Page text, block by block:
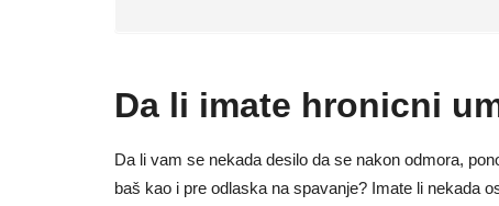
Da li imate hronicni
Da li vam se nekada desilo da se nakon odmora,
baš kao i pre odlaska na spavanje? Imate li nekada